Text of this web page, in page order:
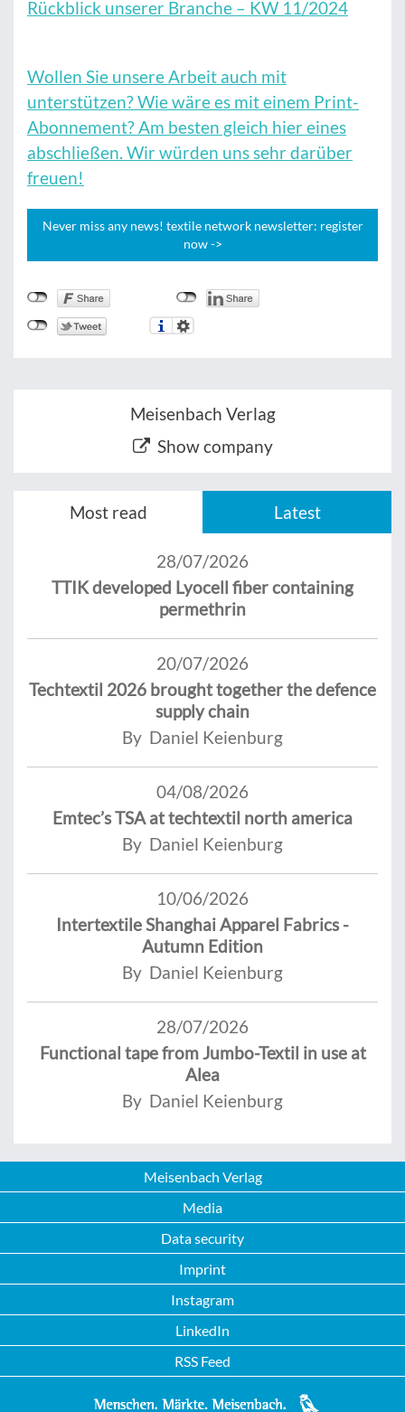
Rückblick unserer Branche – KW 11/2024
Wollen Sie unsere Arbeit auch mit
unterstützen? Wie wäre es mit einem Print-
Abonnement? Am besten gleich hier eines
abschließen. Wir würden uns sehr darüber
freuen!
Never miss any news! textile network newsletter: register
now ->
Meisenbach Verlag
Show company
Most read Latest
28/07/2026
TTIK developed Lyocell fiber containing
permethrin
20/07/2026
Techtextil 2026 brought together the defence
supply chain
By Daniel Keienburg
04/08/2026
Emtec’s TSA at techtextil north america
By Daniel Keienburg
10/06/2026
Intertextile Shanghai Apparel Fabrics -
Autumn Edition
By Daniel Keienburg
28/07/2026
Functional tape from Jumbo-Textil in use at
Alea
By Daniel Keienburg
Meisenbach Verlag
Media
Data security
Imprint
Instagram
LinkedIn
RSS Feed